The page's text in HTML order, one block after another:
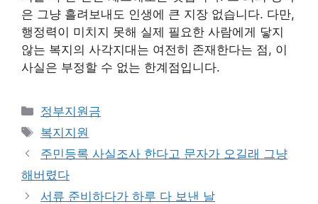
은 그냥 흘려보내도 인생에 큰 지장 없습니다. 다만,
행정력이 미치지 못해 실제 필요한 사람에게 닿지
않는 복지의 사각지대는 여전히 존재한다는 점, 이
사실은 부정할 수 없는 한계점입니다.
카
테
고
리
정부지원금
태
그
복지지원
주민등록 사실조사 한다고 문자가 오길래 그냥
해버렸다
서류 준비하다가 하루 다 보낸 날